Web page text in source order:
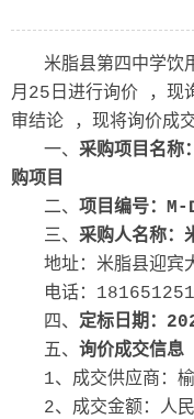
米脂县第四中学饮
月25日进行询价 ，现
审结论 ，现将询价成
一、 采购项目名称：
购项目
二、 项目编号：M-
三、 采购人名称：
地址：米脂县迎宾
电话：
四、 定标日期：
五、 询价成交信息
1、成交供应商：榆
2、成交金额：人民